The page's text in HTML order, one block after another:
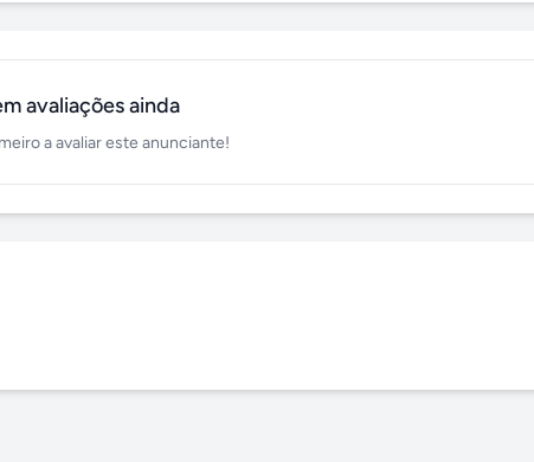
avaliações ainda
a avaliar este anunciante!